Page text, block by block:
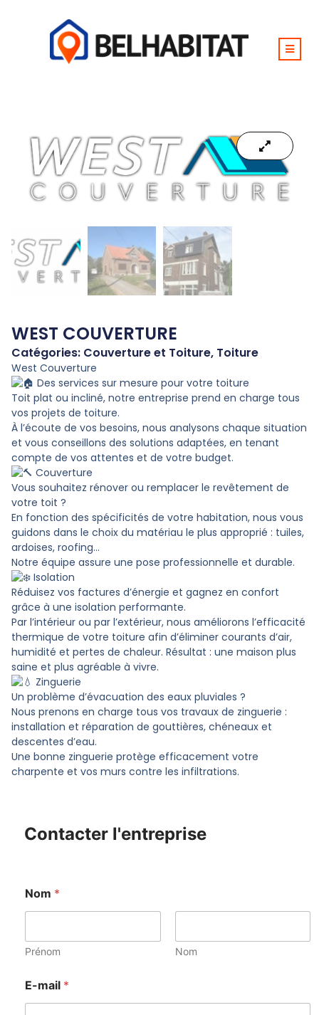
WEST COUVERTURE
Catégories: Couverture et Toiture, Toiture
West Couverture
Des services sur mesure pour votre toiture
Toit plat ou incliné, notre entreprise prend en charge tous
vos projets de toiture.
À l’écoute de vos besoins, nous analysons chaque situation
et vous conseillons des solutions adaptées, en tenant
compte de vos attentes et de votre budget.
Couverture
Vous souhaitez rénover ou remplacer le revêtement de
votre toit ?
En fonction des spécificités de votre habitation, nous vous
guidons dans le choix du matériau le plus approprié : tuiles,
ardoises, roofing…
Notre équipe assure une pose professionnelle et durable.
Isolation
Réduisez vos factures d’énergie et gagnez en confort
grâce à une isolation performante.
Par l’intérieur ou par l’extérieur, nous améliorons l’efficacité
thermique de votre toiture afin d’éliminer courants d’air,
humidité et pertes de chaleur. Résultat : une maison plus
saine et plus agréable à vivre.
Zinguerie
Un problème d’évacuation des eaux pluviales ?
Nous prenons en charge tous vos travaux de zinguerie :
installation et réparation de gouttières, chéneaux et
descentes d’eau.
Une bonne zinguerie protège efficacement votre
charpente et vos murs contre les infiltrations.
Contacter l'entreprise
Nom *
Prénom Nom
E-mail *